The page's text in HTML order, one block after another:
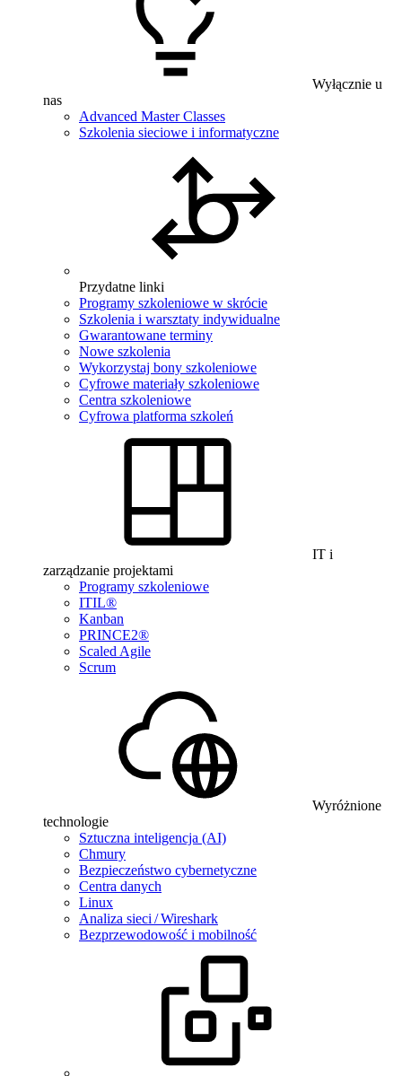
Wyłącznie u
nas
Advanced Master Classes
Szkolenia sieciowe i informatyczne
Przydatne linki
Programy szkoleniowe w skrócie
Szkolenia i warsztaty indywidualne
Gwarantowane terminy
Nowe szkolenia
Wykorzystaj bony szkoleniowe
Cyfrowe materiały szkoleniowe
Centra szkoleniowe
Cyfrowa platforma szkoleń
IT i
zarządzanie projektami
Programy szkoleniowe
ITIL®
Kanban
PRINCE2®
Scaled Agile
Scrum
Wyróżnione
technologie
Sztuczna inteligencja (AI)
Chmury
Bezpieczeństwo cybernetyczne
Centra danych
Linux
Analiza sieci / Wireshark
Bezprzewodowość i mobilność